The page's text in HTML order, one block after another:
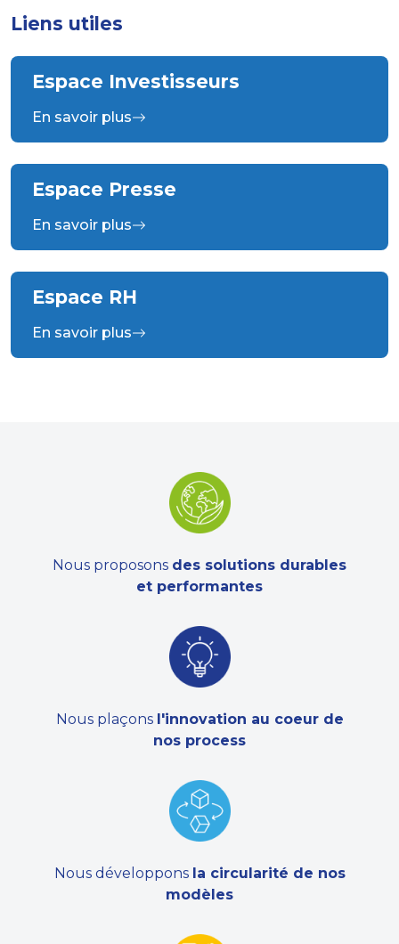
Liens utiles
Espace Investisseurs
En savoir plus
Espace Presse
En savoir plus
Espace RH
En savoir plus
Nous proposons des solutions durables
et performantes
Nous plaçons l'innovation au coeur de
nos process
Nous développons la circularité de nos
modèles